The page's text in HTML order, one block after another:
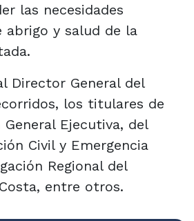
las necesidades
abrigo y salud de la
Director General del
los titulares de
Ejecutiva, del
Civil y Emergencia
Regional del
entre otros.